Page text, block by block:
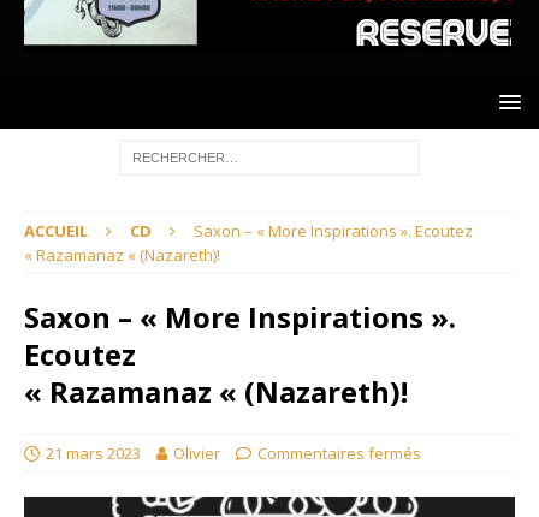
ACCUEIL CD
Saxon – « More Inspirations ». Ecoutez
« Razamanaz « (Nazareth)!
Saxon – « More Inspirations ».
Ecoutez
« Razamanaz « (Nazareth)!
21 mars 2023 Olivier Commentaires fermés